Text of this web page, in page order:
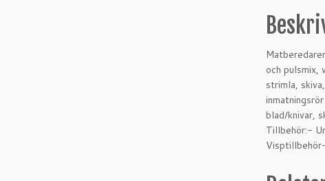
och pulsmix,
strimla,
blad/knivar,
Tillbehör:-